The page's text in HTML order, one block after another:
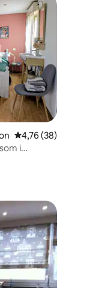
Prosječna ocjena:
4,76 (38)
i